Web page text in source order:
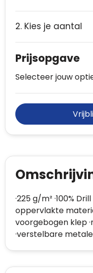
2. Kies je aantal
Prijsopgave
Selecteer jouw
·225 g/m² ·100%
oppervlakte
voorgebogen klep
·verstelbare